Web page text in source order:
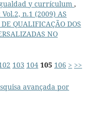
y currículum ,
n.1 (2009) AS
QUALIFICAÇÃO DOS
NO
103 104 105 106 > >>
avançada por